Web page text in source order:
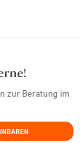
zur Beratung im